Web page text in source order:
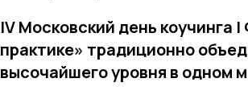
IV Московский день коучинга
практике» традиционно
высочайшего уровня в одном